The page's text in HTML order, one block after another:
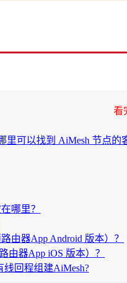
看
里可以找到 AiMesh 节点的
哪里？
由器App Android 版本）？
由器App iOS 版本）？
回程组建AiMesh?